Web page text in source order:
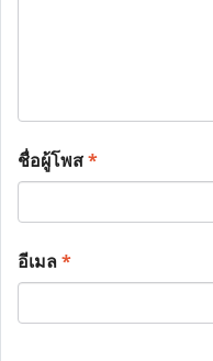
ชื่อผู้โพส*
อีเมล*